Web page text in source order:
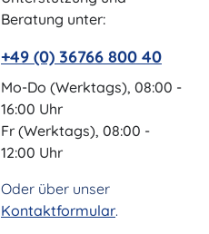
Beratung unter:
+49 (0) 36766 800 40
Mo-Do (Werktags), 08:00 -
16:00 Uhr
Fr (Werktags), 08:00 -
12:00 Uhr
Oder über unser
Kontaktformular.